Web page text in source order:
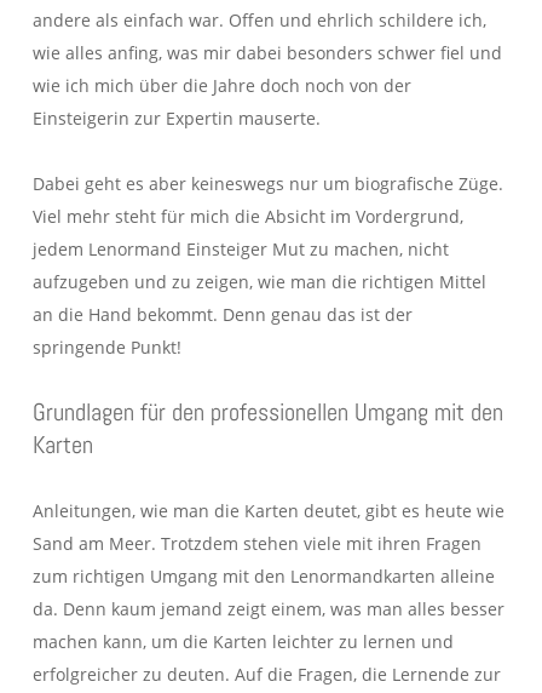
andere als einfach war. Offen und ehrlich schildere ich,
wie alles anfing, was mir dabei besonders schwer fiel und
wie ich mich über die Jahre doch noch von der
Einsteigerin zur Expertin mauserte.
Dabei geht es aber keineswegs nur um biografische Züge.
Viel mehr steht für mich die Absicht im Vordergrund,
jedem Lenormand Einsteiger Mut zu machen, nicht
aufzugeben und zu zeigen, wie man die richtigen Mittel
an die Hand bekommt. Denn genau das ist der
springende Punkt!
Grundlagen für den professionellen Umgang mit den
Karten
Anleitungen, wie man die Karten deutet, gibt es heute wie
Sand am Meer. Trotzdem stehen viele mit ihren Fragen
zum richtigen Umgang mit den Lenormandkarten alleine
da. Denn kaum jemand zeigt einem, was man alles besser
machen kann, um die Karten leichter zu lernen und
erfolgreicher zu deuten. Auf die Fragen, die Lernende zur